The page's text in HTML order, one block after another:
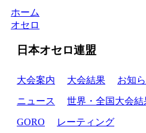
ホーム
オセロ
日本オセロ連盟
大会案内 大会結果 お知
ニュース 世界・全国大会結
GORO レーティング